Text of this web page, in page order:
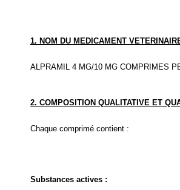
1. NOM DU MEDICAMENT
ALPRAMIL 4 MG/10 MG COMPRIMES
2. COMPOSITION QUALITATIVE ET
Chaque comprimé contient :
Substances actives :